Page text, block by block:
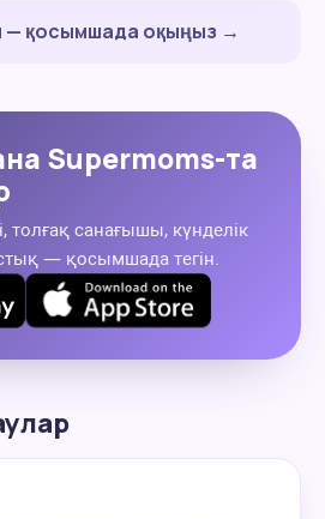
— қосымшада оқыңыз →
Supermoms-та
толғақ санағышы, күнделік
— қосымшада тегін.